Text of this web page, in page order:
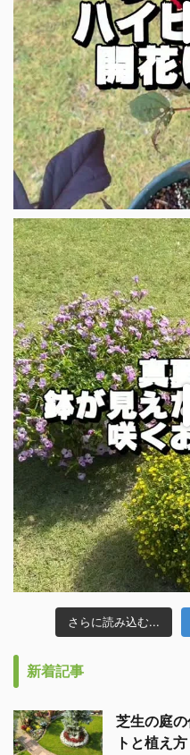
さらに読み込む...
新着記事
芝生の庭
トと植え